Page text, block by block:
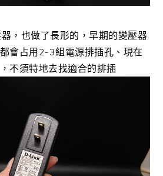
，也做了長形的，早期的變壓器
會占用2-3組電源排插孔、現在
不須特地去找適合的排插